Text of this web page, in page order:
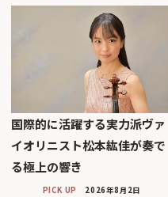
国際的に活躍する実力派ヴァ
イオリニスト松本紘佳が奏で
る極上の響き
PICK UP 2026年8月2日